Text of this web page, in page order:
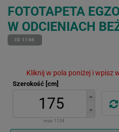
FOTOTAPETA
W ODCIENIACH
ID 1166
Kliknij w pola poniżej i wpisz
Szerokość [cm]
max: 1154